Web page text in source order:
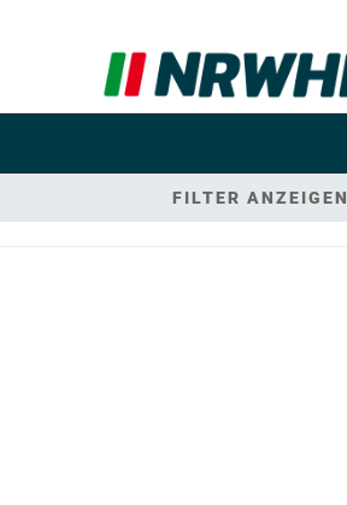
FILTER ANZEIGEN